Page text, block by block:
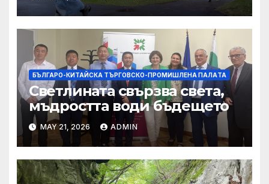
студентите
БЪЛГАРО-КИТАЙСКА ТЪРГОВСКО-ПРОМИШЛЕНА ПАЛAТА
Светлината свързва света,
мъдростта води бъдещето
MAY 21, 2026 ADMIN